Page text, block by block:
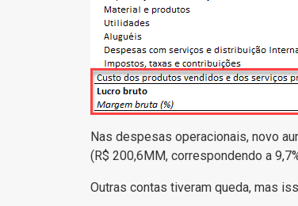
Nas despesas operacionais, novo
(R$ 200,6MM, correspondendo a
Outras contas tiveram queda, mas